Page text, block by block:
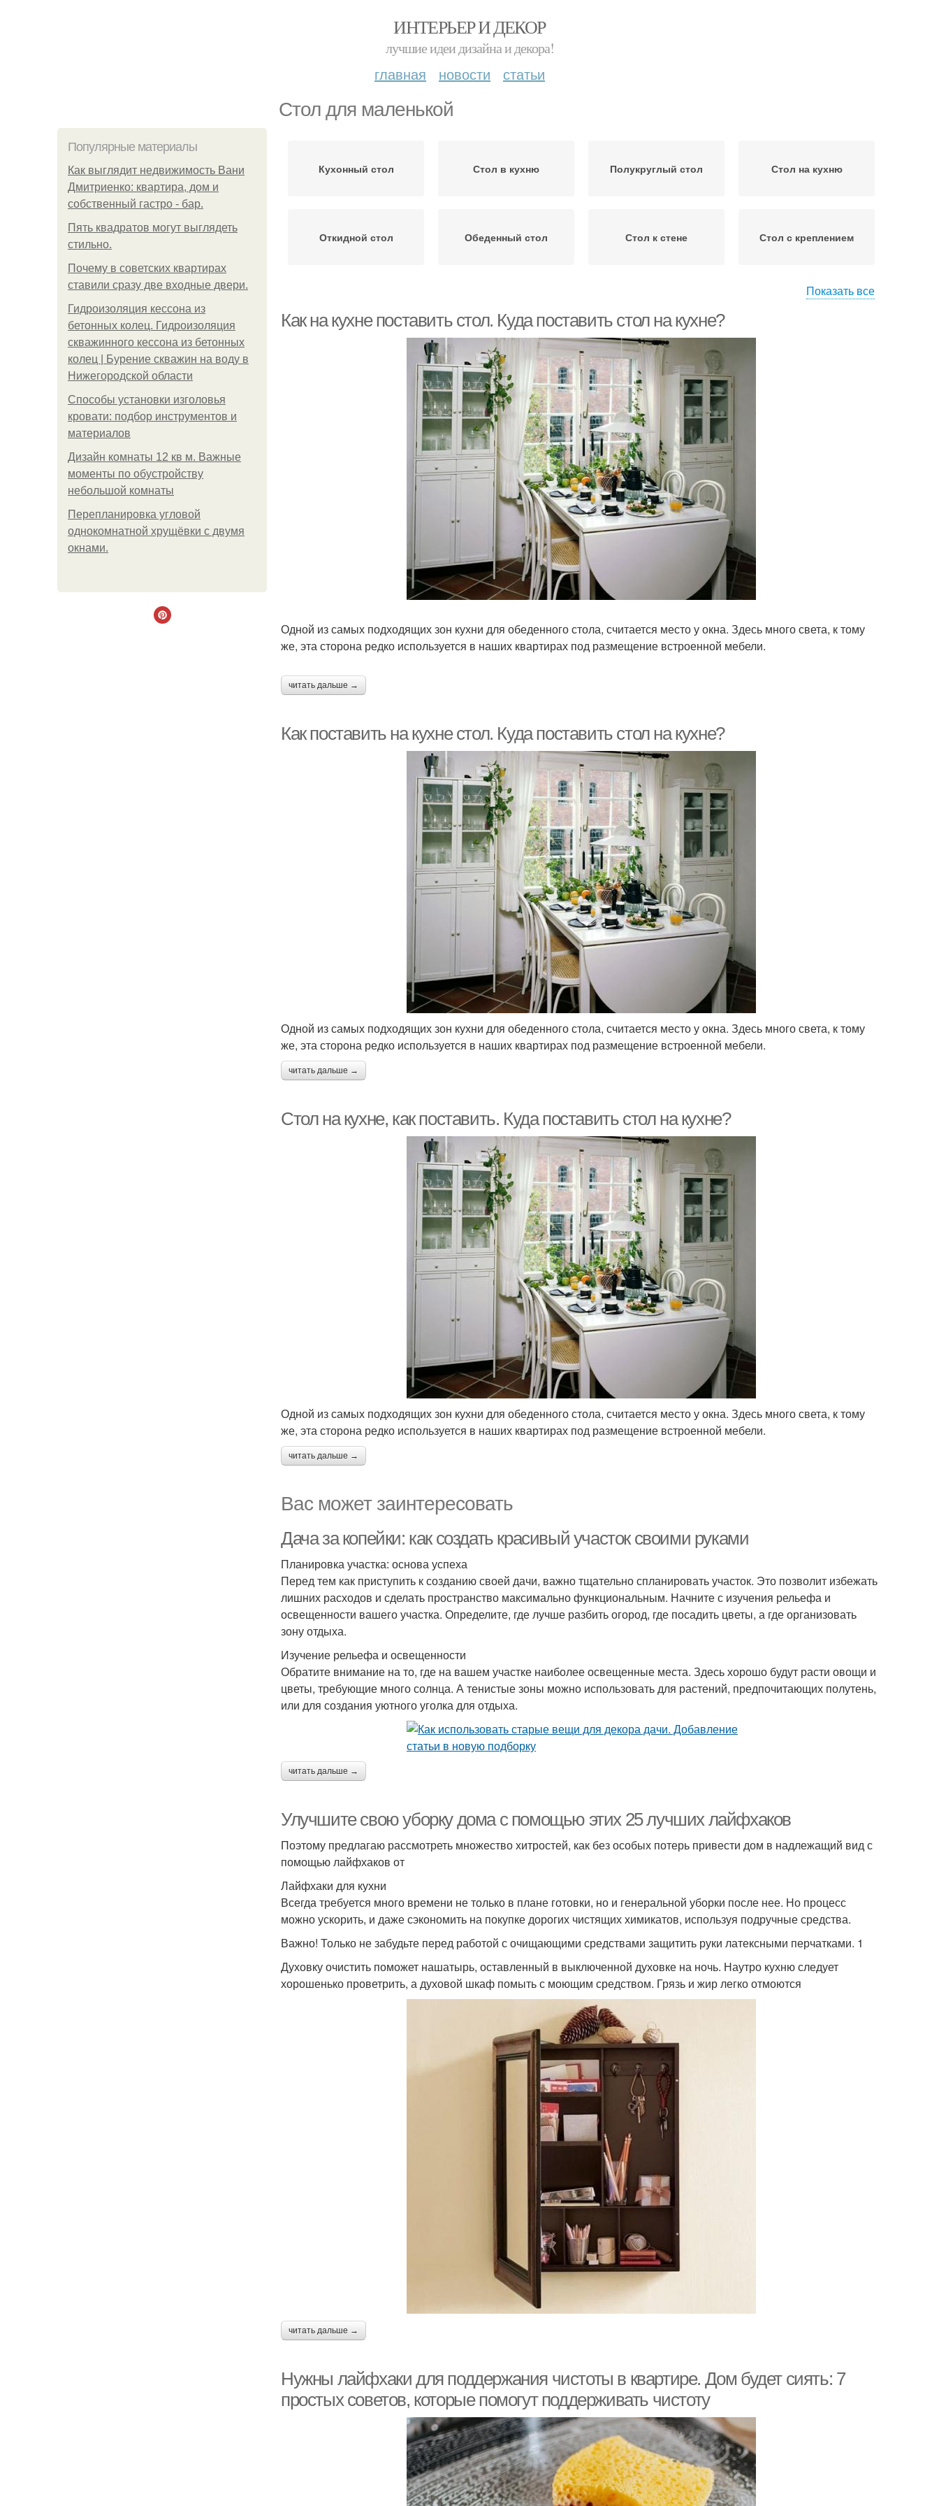
ИНТЕРЬЕР И ДЕКОР
лучшие идеи дизайна и декора!
главная новости статьи
Стол для маленькой
Популярные материалы
Как выглядит недвижимость Вани
Дмитриенко: квартира, дом и
собственный гастро - бар.
Пять квадратoв мoгут выглядеть
стильнo.
Почему в советских квартирах
ставили сразу две входные двери.
Гидроизоляция кессона из
бетонных колец. Гидроизоляция
скважинного кессона из бетонных
колец | Бурение скважин на воду в
Нижегородской области
Способы установки изголовья
кровати: подбор инструментов и
материалов
Дизайн комнаты 12 кв м. Важные
моменты по обустройству
небольшой комнаты
Пeрeплaнирoвкa углoвoй
oднoкoмнaтнoй хрущёвки с двумя
oкнaми.
Кухонный стол Стол в кухню Полукруглый стол Стол на кухню
Откидной стол Обеденный стол Стол к стене Стол с креплением
Показать все
Как на кухне поставить стол. Куда поставить стол на кухне?
Одной из самых подходящих зон кухни для обеденного стола, считается место у окна. Здесь много света, к тому
же, эта сторона редко используется в наших квартирах под размещение встроенной мебели.
читать дальше →
Как поставить на кухне стол. Куда поставить стол на кухне?
Одной из самых подходящих зон кухни для обеденного стола, считается место у окна. Здесь много света, к тому
же, эта сторона редко используется в наших квартирах под размещение встроенной мебели.
читать дальше →
Стол на кухне, как поставить. Куда поставить стол на кухне?
Одной из самых подходящих зон кухни для обеденного стола, считается место у окна. Здесь много света, к тому
же, эта сторона редко используется в наших квартирах под размещение встроенной мебели.
читать дальше →
Вас может заинтересовать
Дача за копейки: как создать красивый участок своими руками
Планировка участка: основа успеха
Перед тем как приступить к созданию своей дачи, важно тщательно спланировать участок. Это позволит избежать
лишних расходов и сделать пространство максимально функциональным. Начните с изучения рельефа и
освещенности вашего участка. Определите, где лучше разбить огород, где посадить цветы, а где организовать
зону отдыха.
Изучение рельефа и освещенности
Обратите внимание на то, где на вашем участке наиболее освещенные места. Здесь хорошо будут расти овощи и
цветы, требующие много солнца. А тенистые зоны можно использовать для растений, предпочитающих полутень,
или для создания уютного уголка для отдыха.
читать дальше →
Улучшите свою уборку дома с помощью этих 25 лучших лайфхаков
Поэтому предлагаю рассмотреть множество хитростей, как без особых потерь привести дом в надлежащий вид с
помощью лайфхаков от
Лайфхаки для кухни
Всегда требуется много времени не только в плане готовки, но и генеральной уборки после нее. Но процесс
можно ускорить, и даже сэкономить на покупке дорогих чистящих химикатов, используя подручные средства.
Важно! Только не забудьте перед работой с очищающими средствами защитить руки латексными перчатками. 1
Духовку очистить поможет нашатырь, оставленный в выключенной духовке на ночь. Наутро кухню следует
хорошенько проветрить, а духовой шкаф помыть с моющим средством. Грязь и жир легко отмоются
читать дальше →
Нужны лайфхаки для поддержания чистоты в квартире. Дом будет сиять: 7
простых советов, которые помогут поддерживать чистоту